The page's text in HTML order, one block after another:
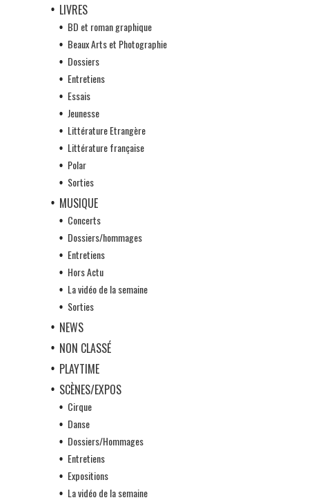
LIVRES
BD et roman graphique
Beaux Arts et Photographie
Dossiers
Entretiens
Essais
Jeunesse
Littérature Etrangère
Littérature française
Polar
Sorties
MUSIQUE
Concerts
Dossiers/hommages
Entretiens
Hors Actu
La vidéo de la semaine
Sorties
NEWS
NON CLASSÉ
PLAYTIME
SCÈNES/EXPOS
Cirque
Danse
Dossiers/Hommages
Entretiens
Expositions
La vidéo de la semaine